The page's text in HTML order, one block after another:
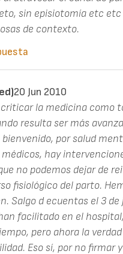
sin episiotomía etc etc
de contexto.
20 Jun 2010
criticar la medicina como
resulta ser más
por salud
médicos, hay
no podemos dejar de
fisiológico del parto.
Salgo d ecuentas el 3
facilitado en el
pero ahora la
Eso sí, por no firmar